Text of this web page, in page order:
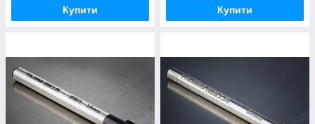
Купити Купити